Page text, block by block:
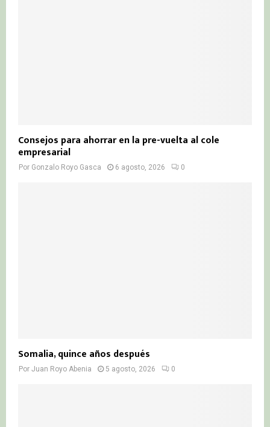
Consejos para ahorrar en la pre-vuelta al cole
empresarial
Por Gonzalo Royo Gasca 6 agosto, 2026 0
Somalia, quince años después
Por Juan Royo Abenia 5 agosto, 2026 0